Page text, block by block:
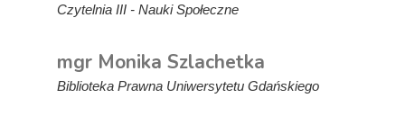
Czytelnia III - Nauki Społeczne
mgr Monika Szlachetka
Biblioteka Prawna Uniwersytetu Gdańskiego